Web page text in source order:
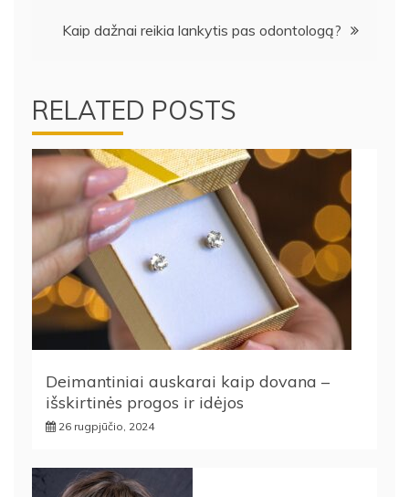
įrašų
Kaip dažnai reikia lankytis pas odontologą?
RELATED POSTS
Deimantiniai auskarai kaip dovana –
išskirtinės progos ir idėjos
26 rugpjūčio, 2024